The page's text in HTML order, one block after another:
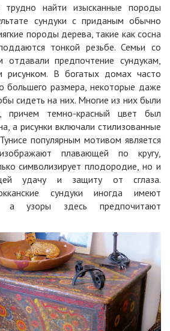
найти изысканные породы
сундуки с приданым обычно
породы дерева, такие как сосна
тонкой резьбе. Семьи со
предпочтение сундукам,
рисунком. В богатых домах часто
большего размера, некоторые даже
сидеть на них. Многие из них были
причем темно-красный цвет был
а рисунки включали стилизованные
Тунисе популярным мотивом является
плавающей по кругу,
символизирует плодородие, но и
удачу и защиту от сглаза.
сундуки иногда имеют
а узоры здесь предпочитают